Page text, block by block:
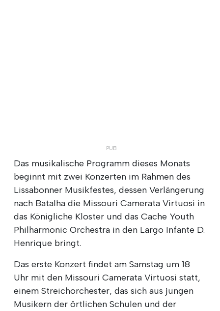
Das musikalische Programm dieses Monats
beginnt mit zwei Konzerten im Rahmen des
Lissabonner Musikfestes, dessen Verlängerung
nach Batalha die Missouri Camerata Virtuosi in
das Königliche Kloster und das Cache Youth
Philharmonic Orchestra in den Largo Infante D.
Henrique bringt.
Das erste Konzert findet am Samstag um 18
Uhr mit den Missouri Camerata Virtuosi statt,
einem Streichorchester, das sich aus jungen
Musikern der örtlichen Schulen und der